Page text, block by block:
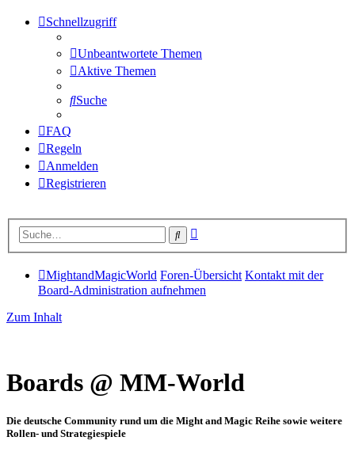
Schnellzugriff
Unbeantwortete Themen
Aktive Themen
Suche
FAQ
Regeln
Anmelden
Registrieren
Suche
MightandMagicWorld Foren-Übersicht Kontakt mit der
Board-Administration aufnehmen
Zum Inhalt
Boards @ MM-World
Die deutsche Community rund um die Might and Magic Reihe sowie weitere
Rollen- und Strategiespiele